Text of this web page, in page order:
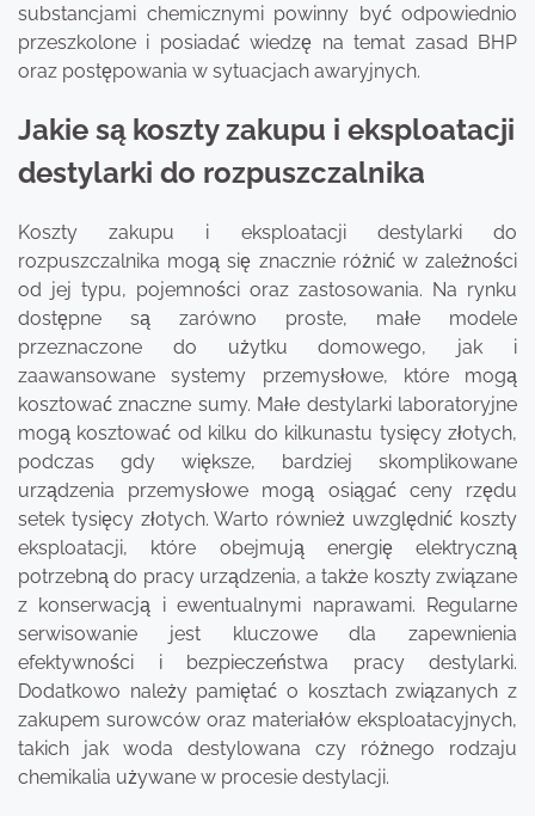
substancjami chemicznymi powinny być odpowiednio
przeszkolone i posiadać wiedzę na temat zasad BHP
oraz postępowania w sytuacjach awaryjnych.
Jakie są koszty zakupu i eksploatacji
destylarki do rozpuszczalnika
Koszty zakupu i eksploatacji destylarki do
rozpuszczalnika mogą się znacznie różnić w zależności
od jej typu, pojemności oraz zastosowania. Na rynku
dostępne są zarówno proste, małe modele
przeznaczone do użytku domowego, jak i
zaawansowane systemy przemysłowe, które mogą
kosztować znaczne sumy. Małe destylarki laboratoryjne
mogą kosztować od kilku do kilkunastu tysięcy złotych,
podczas gdy większe, bardziej skomplikowane
urządzenia przemysłowe mogą osiągać ceny rzędu
setek tysięcy złotych. Warto również uwzględnić koszty
eksploatacji, które obejmują energię elektryczną
potrzebną do pracy urządzenia, a także koszty związane
z konserwacją i ewentualnymi naprawami. Regularne
serwisowanie jest kluczowe dla zapewnienia
efektywności i bezpieczeństwa pracy destylarki.
Dodatkowo należy pamiętać o kosztach związanych z
zakupem surowców oraz materiałów eksploatacyjnych,
takich jak woda destylowana czy różnego rodzaju
chemikalia używane w procesie destylacji.